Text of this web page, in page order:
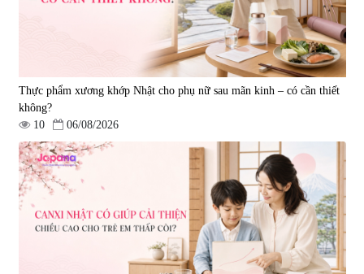
Nồi nhà bếp POONGNYUN
Ceramic BNPT-24C(IH)
2.163.000 đ 3.090.000 đ
25%
Nồi nhà bếp POONGNYUN
Ceramic BLRPT-20C(IH)
|0
1.867.500 đ 2.490.000 đ
5%
Thực phẩm xương khớp Nhật cho phụ nữ sau mãn kinh – có cần thiết
không?
10
06/08/2026